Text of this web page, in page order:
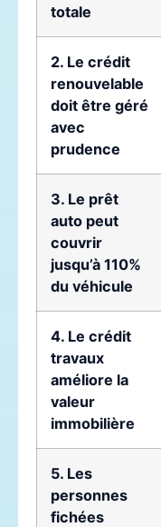
totale
2. Le crédit
renouvelable
doit être géré
avec
prudence
3. Le prêt
auto peut
couvrir
jusqu’à 110%
du véhicule
4. Le crédit
travaux
améliore la
valeur
immobilière
5. Les
personnes
fichées